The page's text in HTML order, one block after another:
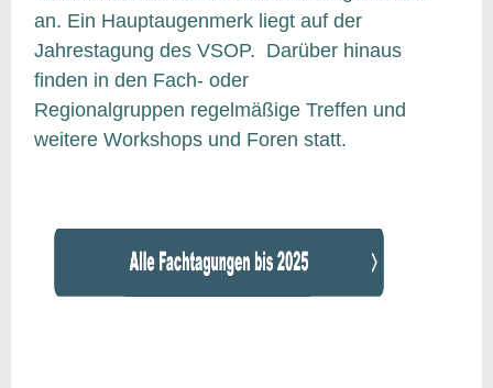
an. Ein Hauptaugenmerk liegt auf der
Jahrestagung des VSOP. Darüber hinaus
finden in den Fach- oder
Regionalgruppen regelmäßige Treffen und
weitere Workshops und Foren statt.